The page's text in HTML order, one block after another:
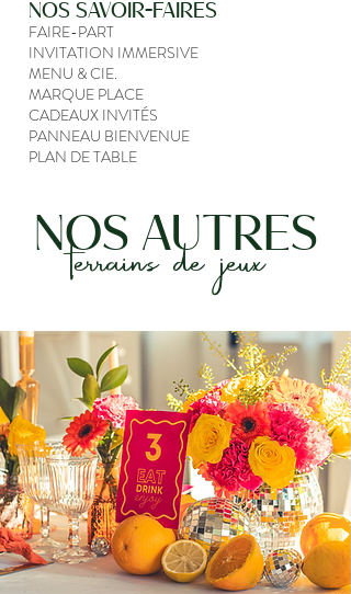
NOS SAVOIR-FAIRES
FAIRE-PART
INVITATION IMMERSIVE
MENU & CIE.
MARQUE PLACE
CADEAUX INVITÉS
PANNEAU BIENVENUE
PLAN DE TABLE
NOS AUTRES
terrains de jeux